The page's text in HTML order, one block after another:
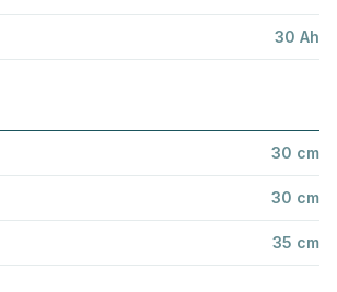
30 Ah
30 cm
30 cm
35 cm